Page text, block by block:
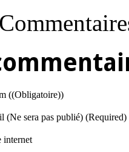
((Obligatoire))
(Ne sera pas publié) (Required)
internet